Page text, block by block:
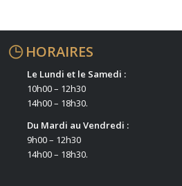
HORAIRES
Le Lundi et le Samedi :
10h00 – 12h30
14h00 – 18h30.
Du Mardi au Vendredi :
9h00 – 12h30
14h00 – 18h30.